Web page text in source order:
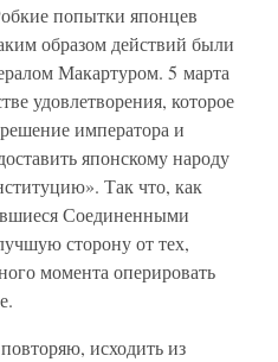
попытки японцев
образом действий были
Макартуром. 5 марта
удовлетворения, которое
императора и
японскому народу
Так что, как
Соединенными
сторону от тех,
момента оперировать
исходить из